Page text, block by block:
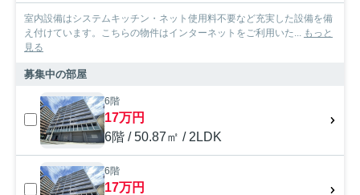
室内設備はシステムキッチン・ネット使用料不要など充実した設備を備
え付けています。こちらの物件はインターネットをご利用いた...
もっと
見る
募集中の部屋
6階
17万円
6階 / 50.87㎡ / 2LDK
6階
17万円